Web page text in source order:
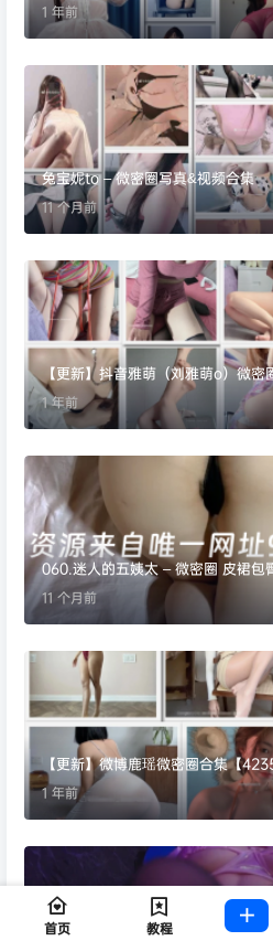
1 年前
兔宝妮to – 微密圈写真&视频合集
11 个月前
【更新】抖音雅萌（刘雅萌o）微
1 年前
060.迷人的五姨太 – 微密圈 皮裙
11 个月前
【更新】微博鹿瑶微密圈合集【
1 年前
首页 教程